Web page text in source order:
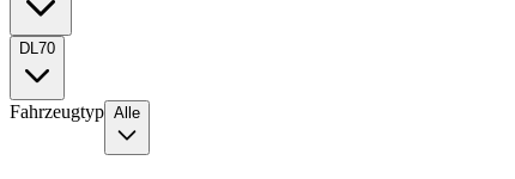
DL70
Fahrzeugtyp Alle